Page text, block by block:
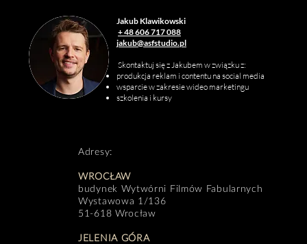
Jakub Klawikowski
+ 48 606 717 088
jakub@asfstudio.pl
Skontaktuj się z Jakubem w związku z:
produkcja reklam i contentu na social media
wsparcie w zakresie wideo marketingu
szkolenia i kursy
Adresy:
WROCŁAW
budynek Wytwórni Filmów Fabularnych
Wystawowa 1/136
51-618 Wrocław
JELENIA GÓRA